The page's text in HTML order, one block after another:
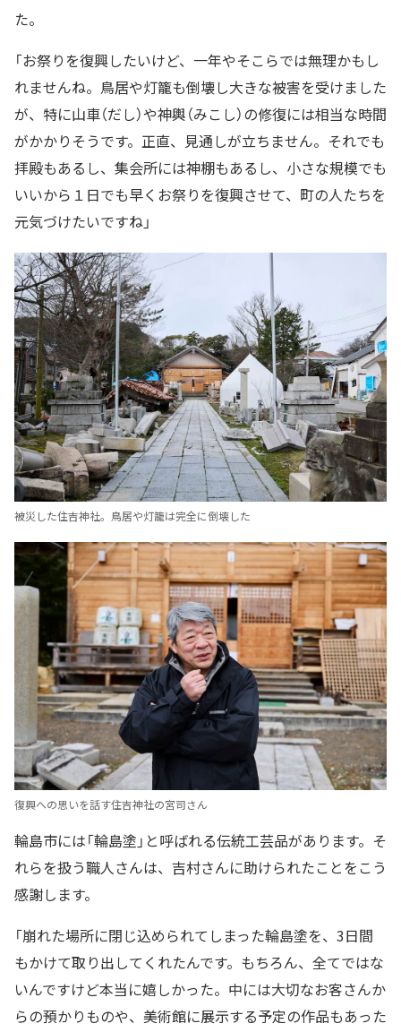
た。
「お祭りを復興したいけど、一年やそこらでは無理かもし
れませんね。鳥居や灯籠も倒壊し大きな被害を受けました
が、特に山車（だし）や神輿（みこし）の修復には相当な時間
がかかりそうです。正直、見通しが立ちません。それでも
拝殿もあるし、集会所には神棚もあるし、小さな規模でも
いいから１日でも早くお祭りを復興させて、町の人たちを
元気づけたいですね」
被災した住吉神社。鳥居や灯籠は完全に倒壊した
復興への思いを話す住吉神社の宮司さん
輪島市には「輪島塗」と呼ばれる伝統工芸品があります。そ
れらを扱う職人さんは、吉村さんに助けられたことをこう
感謝します。
「崩れた場所に閉じ込められてしまった輪島塗を、3日間
もかけて取り出してくれたんです。もちろん、全てではな
いんですけど本当に嬉しかった。中には大切なお客さんか
らの預かりものや、美術館に展示する予定の作品もあった